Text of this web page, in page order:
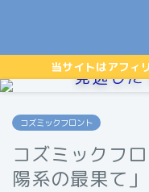
当サイトはアフィ
見逃し
コズミックフロント
コズミックフ
陽系の最果て